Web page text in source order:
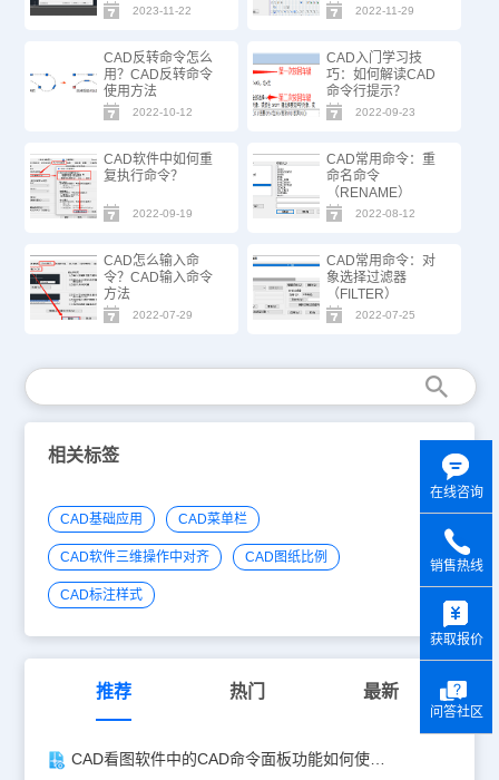
2023-11-22 2022-11-29
CAD反转命令怎么
用？CAD反转命令
使用方法
2022-10-12
CAD入门学习技
巧：如何解读CAD
命令行提示？
2022-09-23
CAD软件中如何重
复执行命令？
2022-09-19
CAD常用命令：重
命名命令
（RENAME）
2022-08-12
CAD怎么输入命
令？CAD输入命令
方法
2022-07-29
CAD常用命令：对
象选择过滤器
（FILTER）
2022-07-25
相关标签
CAD基础应用 CAD菜单栏
CAD软件三维操作中对齐 CAD图纸比例
CAD标注样式
推荐 热门 最新
CAD看图软件中的CAD命令面板功能如何使用？
在线咨询
销售热线
获取报价
问答社区